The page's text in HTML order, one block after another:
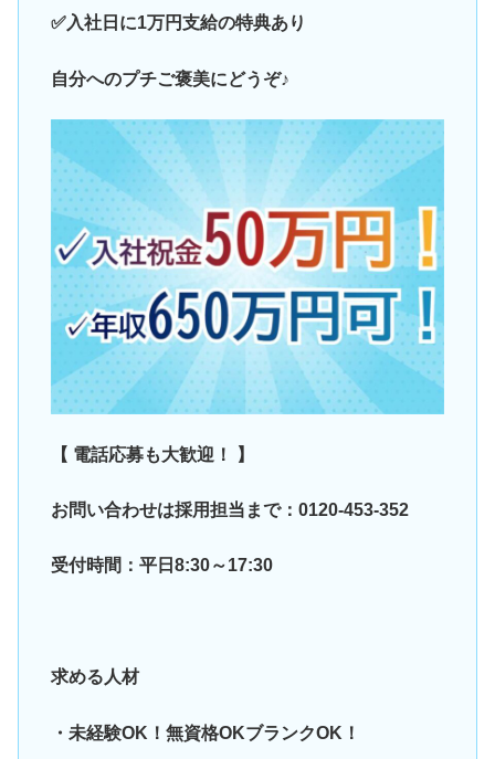
✅入社日に1万円支給の特典あり
自分へのプチご褒美にどうぞ♪
【 電話応募も大歓迎！ 】
お問い合わせは採用担当まで：0120-453-352
受付時間：平日8:30～17:30
求める人材
・未経験OK！無資格OKブランクOK！